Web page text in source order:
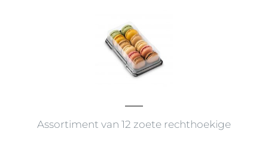
Assortiment van 12 zoete rechthoekige